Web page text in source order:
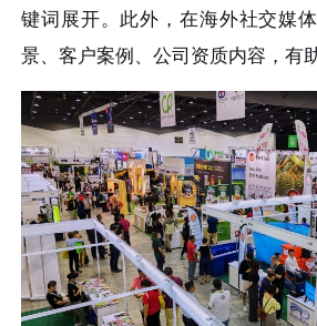
键词展开。此外，在海外社交媒
景、客户案例、公司资质内容，有